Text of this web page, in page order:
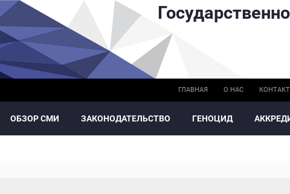
ГЛАВНАЯ О НАС
ОБЗОР СМИ ЗАКОНОДАТЕЛЬСТВО ГЕНОЦИД